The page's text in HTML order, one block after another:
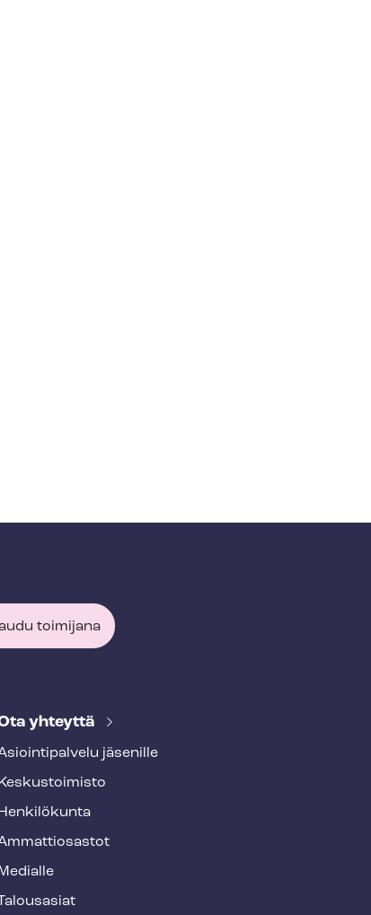
toimijana
yhteyttä
jäsenille
Keskustoimisto
Henkilökunta
Medialle